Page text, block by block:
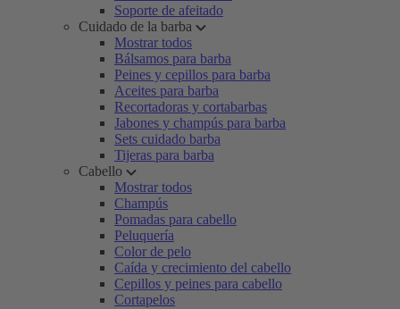
Soporte de afeitado
Cuidado de la barba
Mostrar todos
Bálsamos para barba
Peines y cepillos para barba
Aceites para barba
Recortadoras y cortabarbas
Jabones y champús para barba
Sets cuidado barba
Tijeras para barba
Cabello
Mostrar todos
Champús
Pomadas para cabello
Peluquería
Color de pelo
Caída y crecimiento del cabello
Cepillos y peines para cabello
Cortapelos